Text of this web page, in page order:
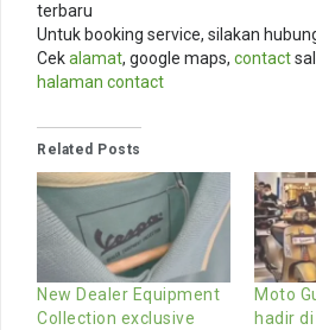
terbaru
Untuk booking service, silakan
Cekalamat, google maps, contact
halaman contact
Related Posts
New Dealer Equipment
Collection exclusive
Moto
hadir